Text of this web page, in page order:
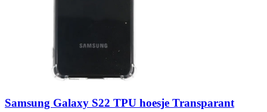
Samsung Galaxy S22 TPU hoesje Transparant